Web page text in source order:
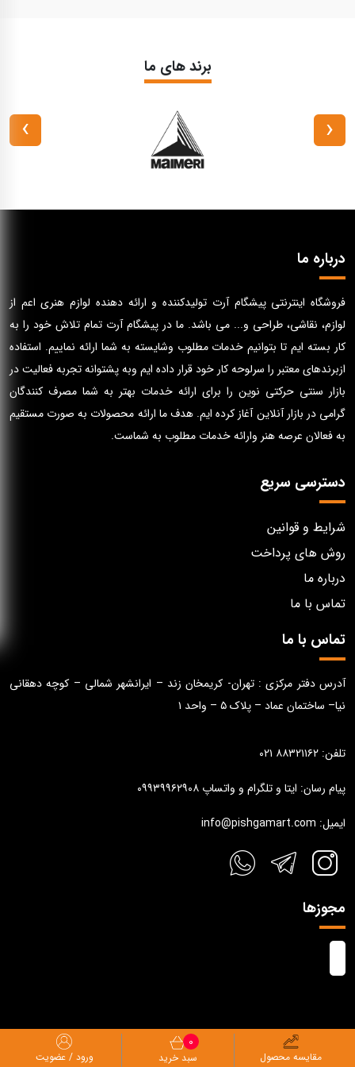
ورود / عضویت سبد خرید
0
مقایسه محصول
برند های ما
‹
›
درباره ما
فروشگاه اینترنتی پیشگام آرت تولیدکننده و ارائه دهنده لوازم هنری اعم از
لوازم، نقاشی، طراحی و... می باشد. ما در پیشگام آرت تمام تلاش خود را به
کار بسته ایم تا بتوانیم خدمات مطلوب وشایسته به شما ارائه نماییم. استفاده
ازبرندهای معتبر را سرلوحه کار خود قرار داده ایم وبه پشتوانه تجربه فعالیت در
بازار سنتی حرکتی نوین را برای ارائه خدمات بهتر به شما مصرف کنندگان
گرامی در بازار آنلاین آغاز کرده ایم. هدف ما ارائه محصولات به صورت مستقیم
به فعالان عرصه هنر وارائه خدمات مطلوب به شماست.
دسترسی سریع
شرایط و قوانین
روش های پرداخت
درباره ما
تماس با ما
تماس با ما
آدرس دفتر مرکزی : تهران- کریمخان زند – ایرانشهر شمالی – کوچه دهقانی
نیا– ساختمان عماد – پلاک ۵ – واحد ۱
تلفن: ۸۸۳۲۱۱۶۲ ۰۲۱
پیام رسان: ایتا و تلگرام و واتساپ ۰۹۹۳۹۹۶۲۹۰۸
ایمیل: info@pishgamart.com
مجوزها
تمام حقوق مادی و معنوی این وب سایت متعلق به پیشگام آرت می باشد.